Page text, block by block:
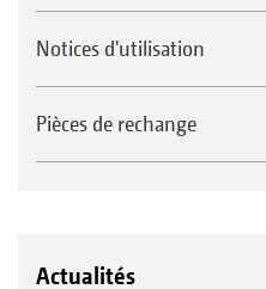
Notices d'utilisation
Pièces de rechange
Actualités